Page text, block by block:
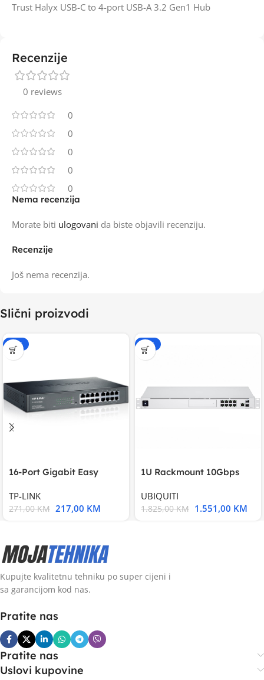
Trust Halyx USB-C to 4-port USB-A 3.2 Gen1 Hub
Recenzije
0 reviews
0
0
0
0
0
Recenzije
Još nema recenzija.
Nema recenzija
Morate biti ulogovani da biste objavili recenziju.
Slični proizvodi
-20%
16-Port Gigabit Easy
TP-LINK
271,00KM 217,00 KM
-15%
1U Rackmount 10Gbps
UBIQUITI
1.825,00KM 1.551,00 KM
Kupujte kvalitetnu tehniku po super cijeni i
sa garancijom kod nas.
Pratite nas
Pratite nas
Uslovi kupovine